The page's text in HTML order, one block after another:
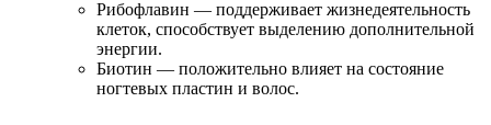
Рибофлавин — поддерживает жизнедеятельность
клеток, способствует выделению дополнительной
энергии.
Биотин — положительно влияет на состояние
ногтевых пластин и волос.